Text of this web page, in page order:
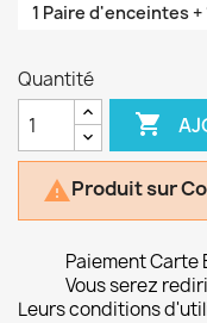
1 Paire d'enceintes +
Quantité

Produit sur
Paiement Carte
Vous serez
Leurs conditions